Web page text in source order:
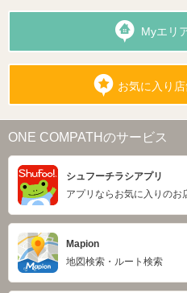
Myエリ
お気に入り
ONE COMPATHのサービス
シュフーチラシアプリ
アプリならお気に入りのお
Mapion
地図検索・ルート検索